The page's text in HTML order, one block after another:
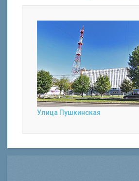
Улица Пушкинская